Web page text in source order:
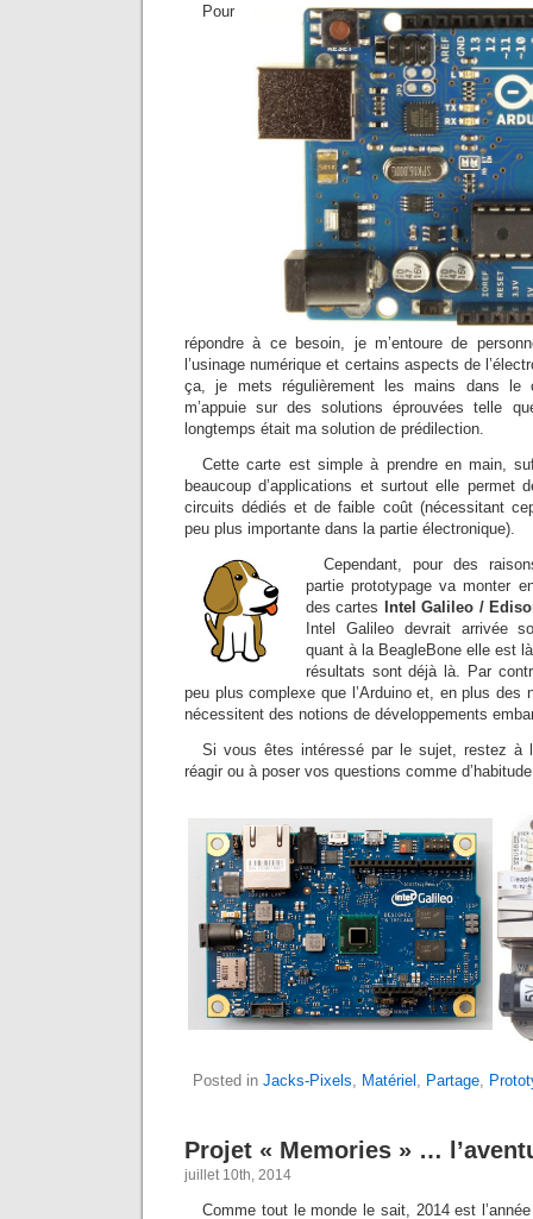
Pour
répondre à ce besoin, je m’entoure de
l’usinage numérique et certains aspects de
ça, je mets régulièrement les mains dans le
m’appuie sur des solutions éprouvées telle
longtemps était ma solution de prédilection.
Cette carte est simple à prendre en main,
beaucoup d’applications et surtout elle permet
circuits dédiés et de faible coût (nécessitant
peu plus importante dans la partie électronique).
Cependant, pour des
partie prototypage va monter
des cartes
Intel Galileo /
Intel Galileo devrait arrivée
quant à la BeagleBone elle est
résultats sont déjà là. Par
peu plus complexe que l’Arduino et, en plus des
nécessitent des notions de développements
Si vous êtes intéressé par le sujet, restez à
réagir ou à poser vos questions comme
Posted in Jacks-Pixels, Matériel , Partage,
Projet « Memories » …
juillet 10th, 2014
Comme tout le monde le sait, 2014 est